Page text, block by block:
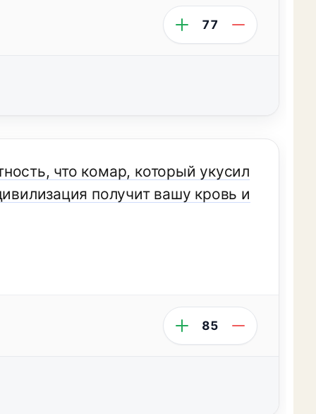
77
что комар, который укусил
получит вашу кровь и
85